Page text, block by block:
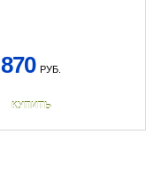
870 РУБ.
КУПИТЬ